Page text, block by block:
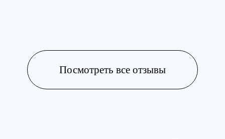
Посмотреть все отзывы